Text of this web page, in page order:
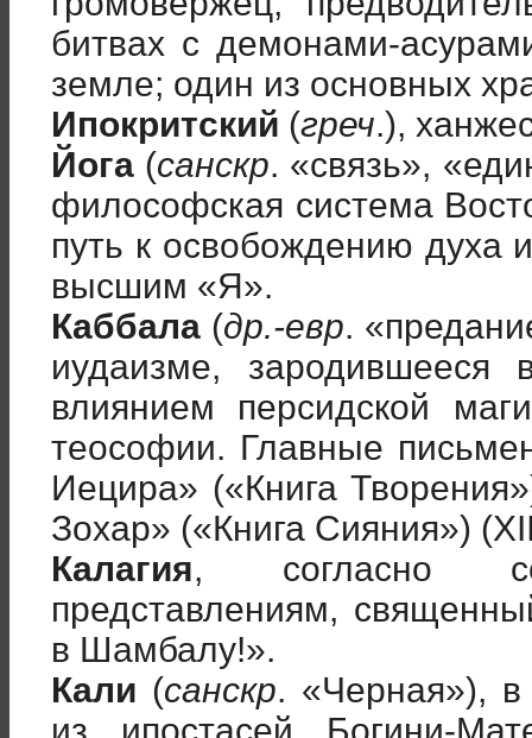
битвах с демонами-
земле; один из основных
Ипокритский (греч.),
Йога (санскр. «связь»,
философская система
путь к освобождению духа
высшим «Я».
Каббала (др.-евр.
иудаизме,
влиянием персидской
теософии. Главные
Иецира» («Книга
Зохар» («Книга Сияния»)
Калагия, согласно
представлениям,
в Шамбалу!».
Кали (санскр. «Черная»),
из ипостасей Богини-